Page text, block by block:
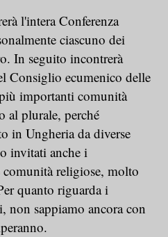
l'intera Conferenza
ciascuno dei
In seguito incontrerà
Consiglio ecumenico delle
importanti comunità
al plurale, perché
in Ungheria da diverse
invitati anche i
comunità religiose, molto
quanto riguarda i
non sappiamo ancora con